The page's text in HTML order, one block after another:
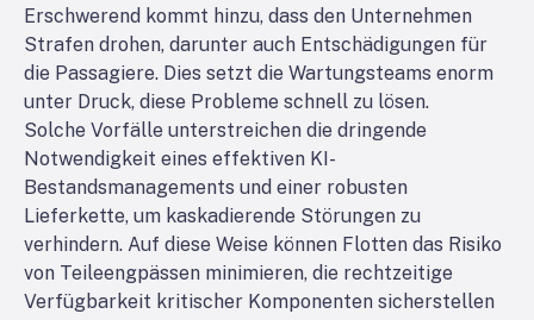
Erschwerend kommt hinzu, dass den Unternehmen
Strafen drohen, darunter auch Entschädigungen für
die Passagiere. Dies setzt die Wartungsteams enorm
unter Druck, diese Probleme schnell zu lösen.
Solche Vorfälle unterstreichen die dringende
Notwendigkeit eines effektiven KI-
Bestandsmanagements und einer robusten
Lieferkette, um kaskadierende Störungen zu
verhindern. Auf diese Weise können Flotten das Risiko
von Teileengpässen minimieren, die rechtzeitige
Verfügbarkeit kritischer Komponenten sicherstellen